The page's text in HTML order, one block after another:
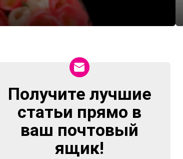
NEWSLETTER
Получите лучшие
статьи прямо в
ваш почтовый
ящик!